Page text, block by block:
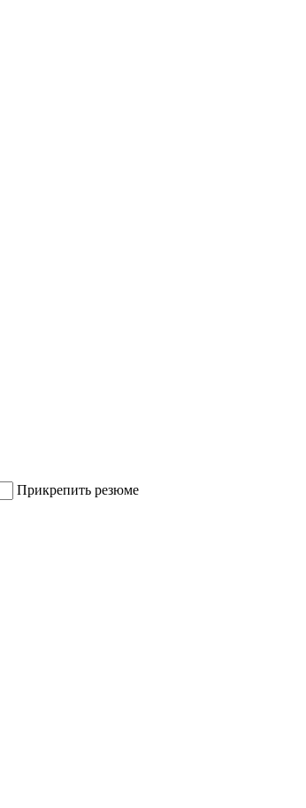
Прикрепить резюме